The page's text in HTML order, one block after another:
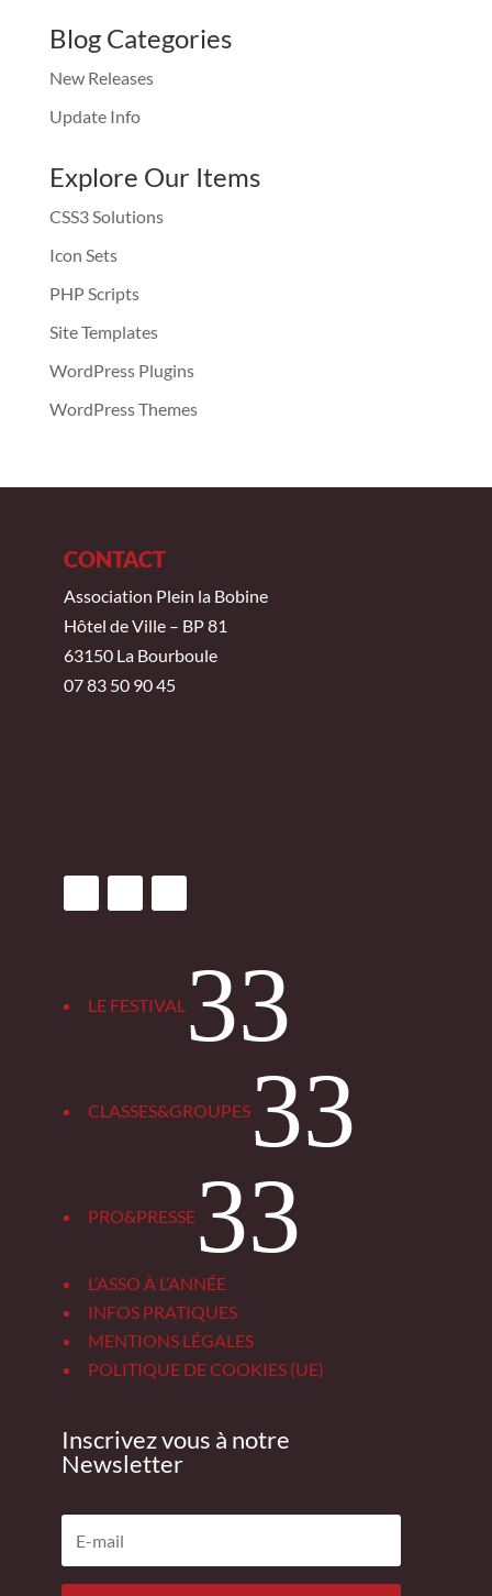
Blog Categories
New Releases
Update Info
Explore Our Items
CSS3 Solutions
Icon Sets
PHP Scripts
Site Templates
WordPress Plugins
WordPress Themes
CONTACT
Association Plein la Bobine
Hôtel de Ville – BP 81
63150 La Bourboule
07 83 50 90 45
LE FESTIVAL 3
CLASSES&GROUPES 3
PRO&PRESSE 3
L’ASSO À L’ANNÉE
INFOS PRATIQUES
MENTIONS LÉGALES
POLITIQUE DE COOKIES (UE)
Inscrivez vous à notre
Newsletter